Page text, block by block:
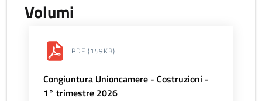
Volumi
PDF (159KB)
Congiuntura Unioncamere - Costruzioni -
1° trimestre 2026